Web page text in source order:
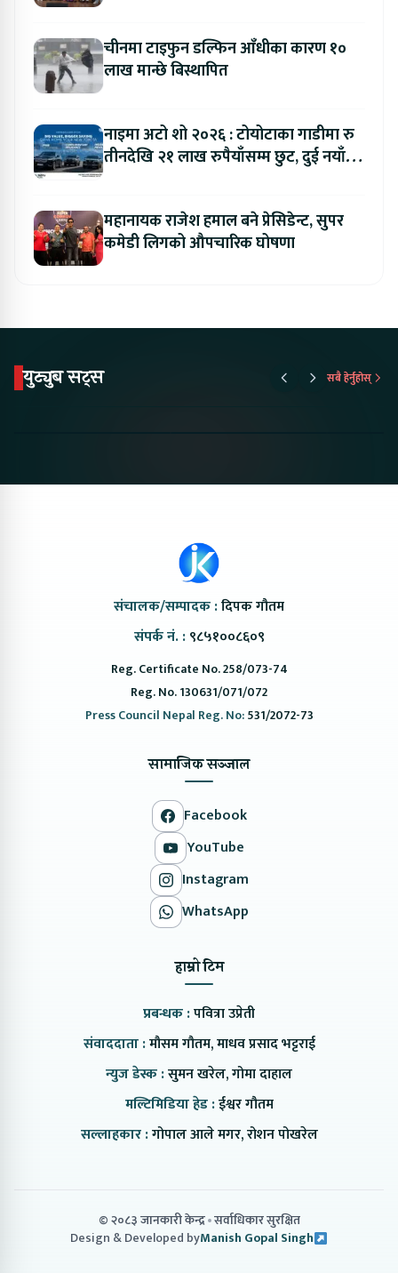
चीनमा टाइफुन डल्फिन आँधीका कारण १०
लाख मान्छे बिस्थापित
नाइमा अटो शो २०२६ : टोयोटाका गाडीमा रु
तीनदेखि २१ लाख रुपैयाँसम्म छुट, दुई नयाँ
महानायक राजेश हमाल बने प्रेसिडेन्ट, सुपर
कमेडी लिगको औपचारिक घोषणा
युट्युब सट्स सबै हेर्नुहोस्
संचालक/सम्पादक :दिपक गौतम
संपर्क नं. : ९८५१००८६०९
Reg. Certificate No. 258/073-74
Reg. No. 130631/071/072
Press Council Nepal Reg. No:531/2072-73
सामाजिक सञ्जाल
Facebook
YouTube
Instagram
WhatsApp
हाम्रो टिम
प्रबन्धक :पवित्रा उप्रेती
संवाददाता :मौसम गौतम, माधव प्रसाद भट्टराई
न्युज डेस्क :सुमन खरेल, गोमा दाहाल
मल्टिमिडिया हेड :ईश्वर गौतम
सल्लाहकार :गोपाल आले मगर, रोशन पोखरेल
© २०८३ जानकारी केन्द्र सर्वाधिकार सुरक्षित
Design & Developed byManish Gopal Singh